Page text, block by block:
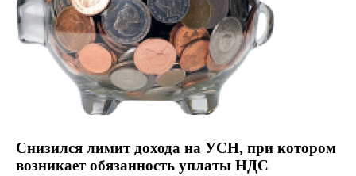
Снизился лимит дохода на УСН, при котором
возникает обязанность уплаты НДС